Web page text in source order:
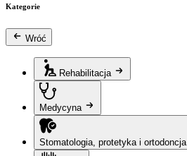
Kategorie
Wróć
Rehabilitacja
Medycyna
Stomatologia, protetyka i ortodoncja